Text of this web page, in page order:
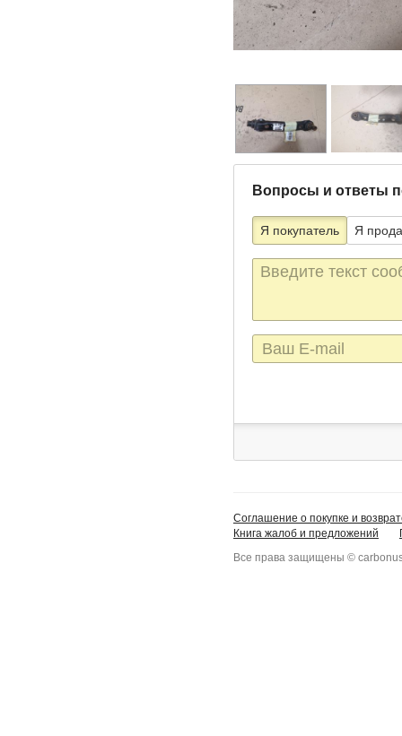
Вопросы и ответы
Я покупатель Я
Текст
сообщения
E-
mail
Соглашение о покупке и
Книга жалоб и предложений
Все права защищены ©